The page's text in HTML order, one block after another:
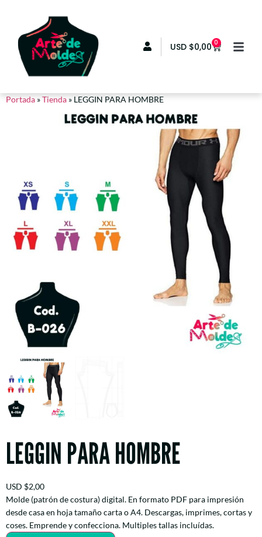
USD $0,00 0
Portada »Tienda » LEGGIN PARA HOMBRE
LEGGIN PARA HOMBRE
USD $2,00
Molde (patrón de costura) digital. En formato PDF para impresión
desde casa en hoja tamaño carta o A4. Descargas, imprimes, cortas y
coses. Emprende y confecciona. Multiples tallas incluídas.